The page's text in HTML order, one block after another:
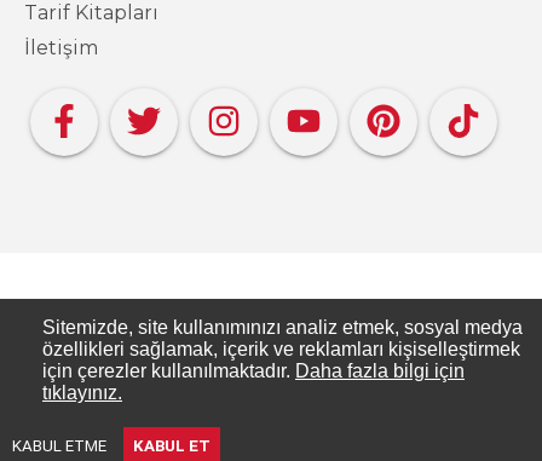
Tarif Kitapları
İletişim
Copyright PAKMAYA - Pakmaya Mutfakta
Pakmaya Mutfakta, Pakmaya’nın resmi tarif
sitesidir.
Sitemizde, site kullanımınızı analiz etmek, sosyal medya
özellikleri sağlamak, içerik ve reklamları kişiselleştirmek
için çerezler kullanılmaktadır. Daha fazla bilgi için
tıklayınız.
KABUL ETME KABUL ET